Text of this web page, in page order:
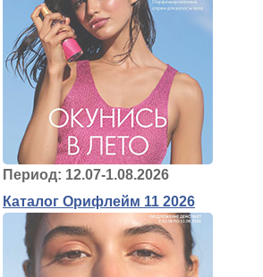
Период: 12.07-1.08.2026
Каталог Орифлейм 11 2026